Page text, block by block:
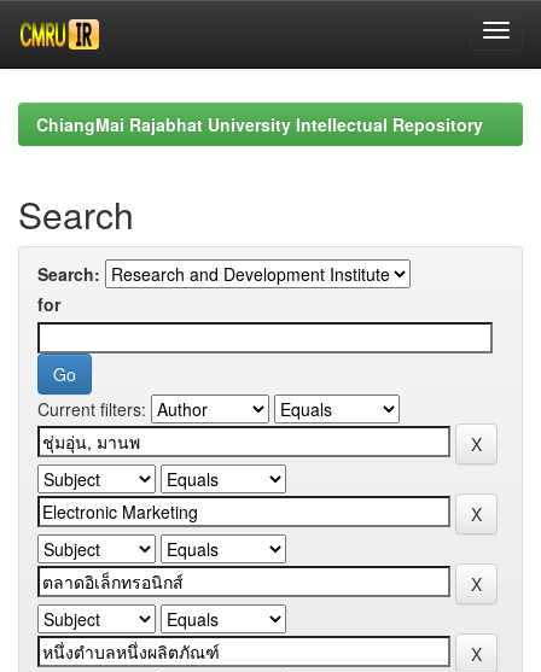
navigationChiangMai Rajabhat University Intellectual Repository
Search
Search:
for
Current filters: